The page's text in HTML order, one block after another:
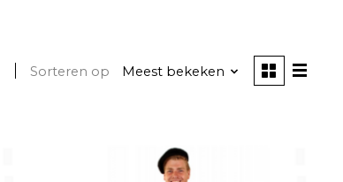
Sorteren op Meest bekeken